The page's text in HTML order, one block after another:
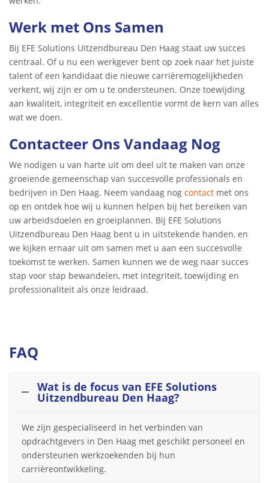
Werk met Ons Samen
Bij EFE Solutions Uitzendbureau Den Haag staat uw succes
centraal. Of u nu een werkgever bent op zoek naar het juiste
talent of een kandidaat die nieuwe carrièremogelijkheden
verkent, wij zijn er om u te ondersteunen. Onze toewijding
aan kwaliteit, integriteit en excellentie vormt de kern van alles
wat we doen.
Contacteer Ons Vandaag Nog
We nodigen u van harte uit om deel uit te maken van onze
groeiende gemeenschap van succesvolle professionals en
bedrijven in Den Haag. Neem vandaag nog contact met ons
op en ontdek hoe wij u kunnen helpen bij het bereiken van
uw arbeidsdoelen en groeiplannen. Bij EFE Solutions
Uitzendbureau Den Haag bent u in uitstekende handen, en
we kijken ernaar uit om samen met u aan een succesvolle
toekomst te werken. Samen kunnen we de weg naar succes
stap voor stap bewandelen, met integriteit, toewijding en
professionaliteit als onze leidraad.
FAQ
Wat is de focus van EFE Solutions
Uitzendbureau Den Haag?
We zijn gespecialiseerd in het verbinden van
opdrachtgevers in Den Haag met geschikt personeel en
ondersteunen werkzoekenden bij hun
carrièreontwikkeling.